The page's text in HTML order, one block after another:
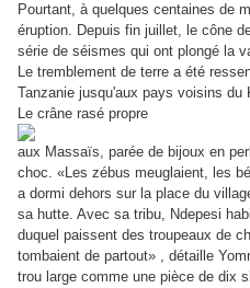
Pourtant, à quelques centaines de
éruption. Depuis fin juillet, le cône
série de séismes qui ont plongé la
Le tremblement de terre a été
Tanzanie jusqu'aux pays voisins du
Le crâne rasé propre
aux Massaïs, parée de bijoux en
choc. «Les zébus meuglaient, les
a dormi dehors sur la place du
sa hutte. Avec sa tribu, Ndepesi
duquel paissent des troupeaux de
tombaient de partout» , détaille
trou large comme une pièce de dix